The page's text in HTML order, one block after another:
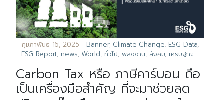
กุมภาพันธ์ 16, 2025 Banner, Climate Change, ESG Data,
ESG Report, news, World, ทั่วไป, พลังงาน, สังคม, เศรษฐกิจ
Carbon Tax หรือ ภาษีคาร์บอน ถือ
เป็นเครื่องมือสําคัญ ที่จะมาช่วยลด